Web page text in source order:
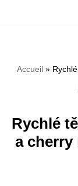
contenu
Accueil»
Rychlé
a cherry